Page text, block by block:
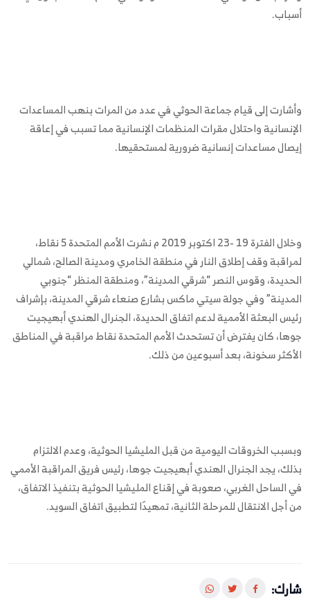
أسباب.
وأشارت إلى قيام جماعة الحوثي في عدد من المرات بنهب المساعدات
الإنسانية واحتلال مقرات المنظمات الإنسانية مما تسبب في إعاقة
إيصال مساعدات إنسانية ضرورية لمستحقيها.
وخلال الفترة 19 -23 اكتوبر 2019 م نشرت الأمم المتحدة 5 نقاط،
لمراقبة وقف إطلاق النار في منطقة الخامري ومدينة الصالح، شمالي
الحديدة، وقوس النصر “شرقي المدينة”، ‎ومنطقة المنظر “جنوبي
المدينة” وفي جولة سيتي ماكس بشارع صنعاء شرقي المدينة، بإشراف
رئيس البعثة الأممية لدعم اتفاق الحديدة، الجنرال الهندي أبهيجيت
جوها، كان يفترض أن تستحدث الأمم المتحدة نقاط مراقبة في المناطق
الأكثر سخونة، بعد أسبوعين من ذلك.
وبسبب الخروقات اليومية من قبل المليشيا الحوثية، وعدم الالتزام
بذلك، يجد الجنرال الهندي أبهيجيت جوها، رئيس فريق المراقبة الأممي
في الساحل الغربي، صعوبة في إقناع المليشيا الحوثية بتنفيذ الاتفاق،
من أجل الانتقال للمرحلة الثانية، تمهيدًا لتطبيق اتفاق السويد.
شارك: